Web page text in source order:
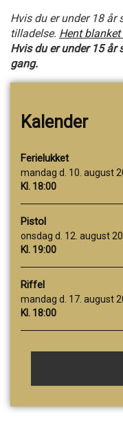
Hvis du er under 18
tilladelse. Hent blanket
Hvis du er under 15
gang.
Kalender
Ferielukket
mandag d. 10. august
Kl. 18:00
Pistol
onsdag d. 12. august
Kl. 19:00
Riffel
mandag d. 17. august
Kl. 18:00